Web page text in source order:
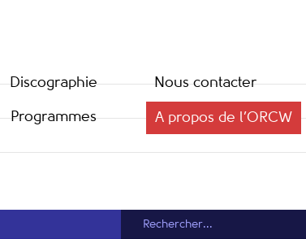
Discographie
Programmes
Nous contacter
A propos de l’ORCW